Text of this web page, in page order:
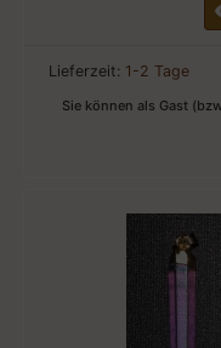
Lieferzeit: 1-2 Tage
Sie können als Gast